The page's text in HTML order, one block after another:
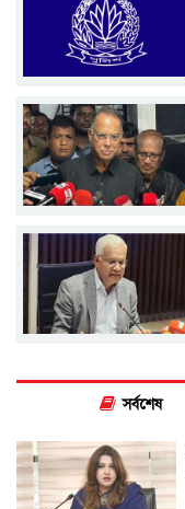
সর্বশেষ